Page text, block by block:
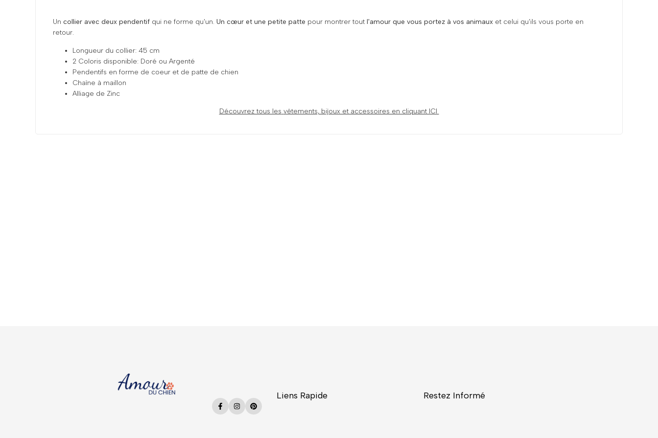
Un collier avec deux pendentif qui ne forme qu'un. Un cœur et une petite patte pour montrer tout l'amour que vous portez à vos animaux et celui qu'ils vous porte en
retour.
Longueur du collier: 45 cm
2 Coloris disponible: Doré ou Argenté
Pendentifs en forme de coeur et de patte de chien
Chaîne à maillon
Alliage de Zinc
Découvrez tous les vêtements, bijoux et accessoires en cliquant ICI
Facebook
InstagramPinterest
Liens Rapide Restez Informé